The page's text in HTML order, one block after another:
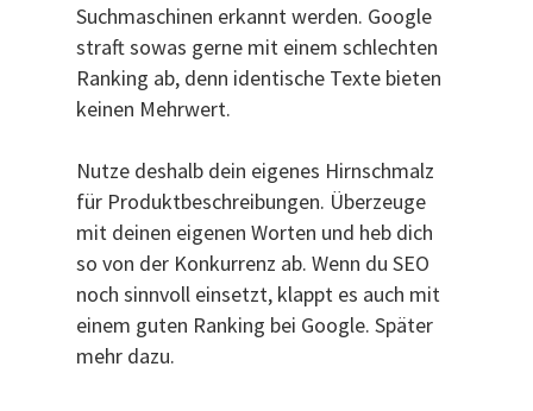
Suchmaschinen erkannt werden. Google
straft sowas gerne mit einem schlechten
Ranking ab, denn identische Texte bieten
keinen Mehrwert.
Nutze deshalb dein eigenes Hirnschmalz
für Produktbeschreibungen. Überzeuge
mit deinen eigenen Worten und heb dich
so von der Konkurrenz ab. Wenn du SEO
noch sinnvoll einsetzt, klappt es auch mit
einem guten Ranking bei Google. Später
mehr dazu.